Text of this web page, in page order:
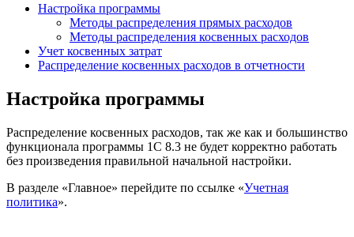
Настройка программы
Методы распределения прямых расходов
Методы распределения косвенных расходов
Учет косвенных затрат
Распределение косвенных расходов в отчетности
Настройка программы
Распределение косвенных расходов, так же как и большинство
функционала программы 1С 8.3 не будет корректно работать
без произведения правильной начальной настройки.
В разделе «Главное» перейдите по ссылке «Учетная
политика».